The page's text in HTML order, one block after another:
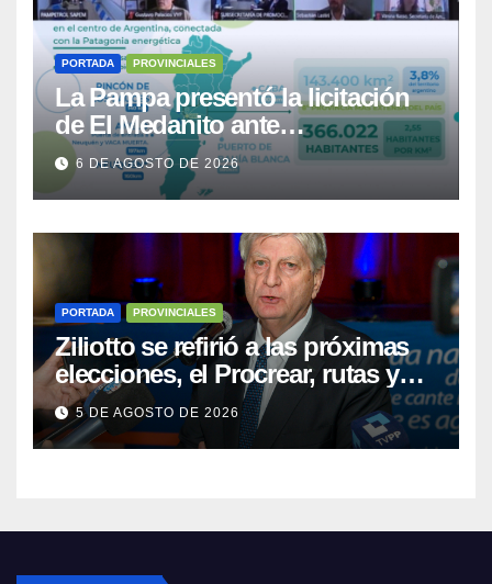
PORTADA PROVINCIALES
La Pampa presentó la licitación
de El Medanito ante
representaciones diplomáticas
6 DE AGOSTO DE 2026
PORTADA PROVINCIALES
Ziliotto se refirió a las próximas
elecciones, el Procrear, rutas y
Vaca Muerta
5 DE AGOSTO DE 2026